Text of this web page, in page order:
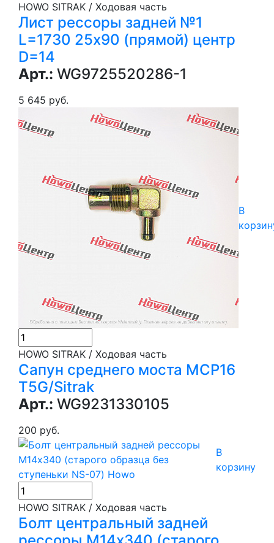
HOWO SITRAK / Ходовая часть
Лист рессоры задней №1
L=1730 25х90 (прямой) центр
D=14
Арт.: WG9725520286-1
5 645 руб.
В
HOWO SITRAK / Ходовая часть
Сапун среднего моста MCP16
T5G/Sitrak
Арт.: WG9231330105
200 руб.
В
корзину
HOWO SITRAK / Ходовая часть
Болт центральный задней